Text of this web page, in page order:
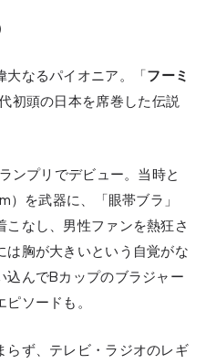
大なるパイオニア。「フーミ
初頭の日本を席巻した伝説
ンプリでデビュー。当時と
を武器に、「眼帯ブラ」
なし、男性ファンを熱狂さ
胸が大きいという自覚がな
込んでBカップのブラジャー
ソードも。
らず、テレビ・ラジオのレギ